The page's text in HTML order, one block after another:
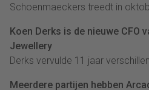
Schoenmaeckers treedt in
Koen Derks is de nieuwe CFO
Jewellery
Derks vervulde 11 jaar
Meerdere partijen hebben